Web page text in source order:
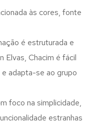
às cores, fonte
é estruturada e
Elvas, Chacim é fácil
adapta-se ao grupo
foco na simplicidade,
estranhas